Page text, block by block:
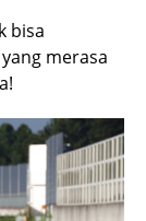
bisa
merasa